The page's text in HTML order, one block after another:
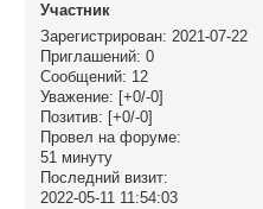
Участник
Зарегистрирован: 2021-07-22
Приглашений: 0
Сообщений: 12
Уважение: [+0/-0]
Позитив: [+0/-0]
Провел на форуме:
51 минуту
Последний визит:
2022-05-11 11:54:03